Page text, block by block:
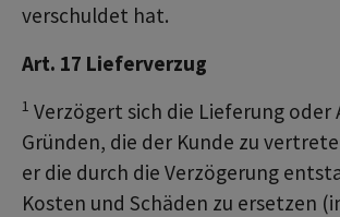
verschuldet hat.
Art. 17 Lieferverzug
1 Verzögert sich die Lieferung oder
Gründen, die der Kunde zu
er die durch die Verzögerung
Kosten und Schäden zu ersetzen